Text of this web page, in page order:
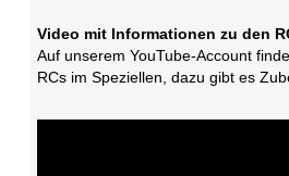
Video mit Informationen zu den
Auf unserem YouTube-Account
RCs im Speziellen, dazu gibt es